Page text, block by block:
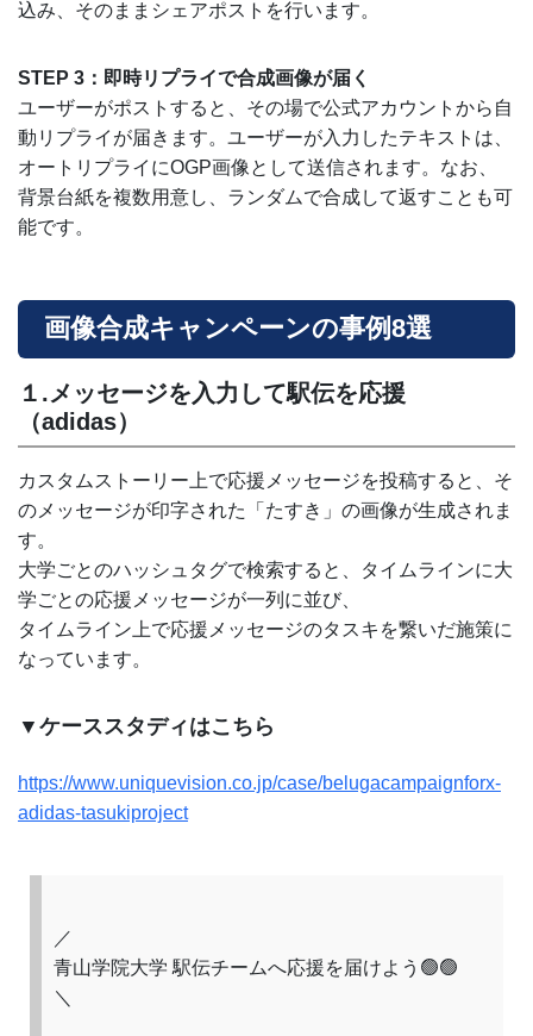
込み、そのままシェアポストを行います。
STEP 3：即時リプライで合成画像が届く
ユーザーがポストすると、その場で公式アカウントから自
動リプライが届きます。ユーザーが入力したテキストは、
オートリプライにOGP画像として送信されます。なお、
背景台紙を複数用意し、ランダムで合成して返すことも可
能です。
画像合成キャンペーンの事例8選
１.メッセージを入力して駅伝を応援
（adidas）
カスタムストーリー上で応援メッセージを投稿すると、そ
のメッセージが印字された「たすき」の画像が生成されま
す。
大学ごとのハッシュタグで検索すると、タイムラインに大
学ごとの応援メッセージが一列に並び、
タイムライン上で応援メッセージのタスキを繋いだ施策に
なっています。
▼ケーススタディはこちら
https://www.uniquevision.co.jp/case/belugacampaignforx-
adidas-tasukiproject
／
青山学院大学 駅伝チームへ応援を届けよう🟢🟢
＼